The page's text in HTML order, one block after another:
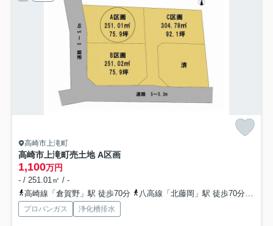
高崎市上滝町
高崎市上滝町売土地 A区画
1,100万円
- / 251.01㎡ / -
高崎線「倉賀野」駅 徒歩70分
八高線「北藤岡」駅 徒歩70分
プロパンガス 浄化槽排水